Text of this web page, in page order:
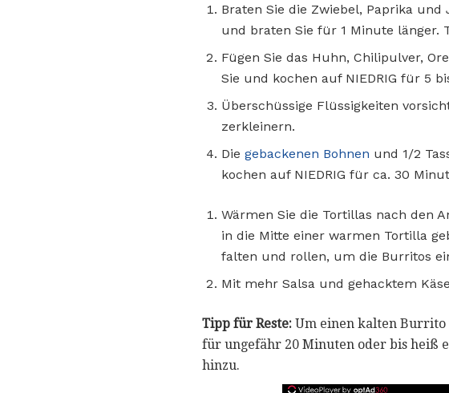
Braten Sie die Zwiebel, Paprika
und braten Sie für 1 Minute länger.
Fügen Sie das Huhn, Chilipulver,
Sie und kochen auf NIEDRIG für 5
Überschüssige Flüssigkeiten
zerkleinern.
Die gebackenen Bohnen und 1/2
kochen auf NIEDRIG für ca. 30
Wärmen Sie die Tortillas nach den
in die Mitte einer warmen Tortilla
falten und rollen, um die Burritos
Mit mehr Salsa und gehacktem
Tipp für Reste: Um einen kalten Burrito
für ungefähr 20 Minuten oder bis heiß
hinzu.